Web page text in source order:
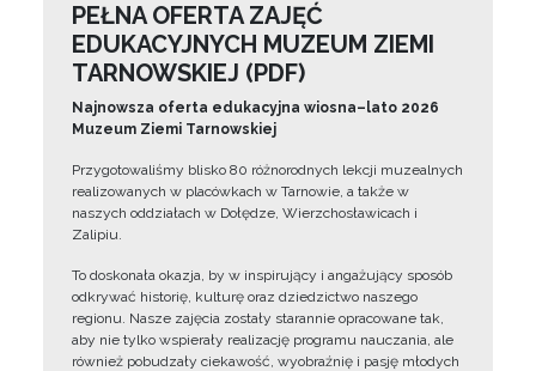
PEŁNA OFERTA ZAJĘĆ
EDUKACYJNYCH MUZEUM ZIEMI
TARNOWSKIEJ (PDF)
Najnowsza oferta edukacyjna wiosna–lato 2026
Muzeum Ziemi Tarnowskiej
Przygotowaliśmy blisko 80 różnorodnych lekcji muzealnych
realizowanych w placówkach w Tarnowie, a także w
naszych oddziałach w Dołędze, Wierzchosławicach i
Zalipiu.
To doskonała okazja, by w inspirujący i angażujący sposób
odkrywać historię, kulturę oraz dziedzictwo naszego
regionu. Nasze zajęcia zostały starannie opracowane tak,
aby nie tylko wspierały realizację programu nauczania, ale
również pobudzały ciekawość, wyobraźnię i pasję młodych